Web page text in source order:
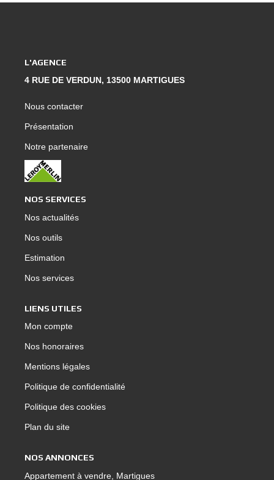
L'AGENCE
4 RUE DE VERDUN, 13500 MARTIGUES
Nous contacter
Présentation
Notre partenaire
NOS SERVICES
Nos actualités
Nos outils
Estimation
Nos services
LIENS UTILES
Mon compte
Nos honoraires
Mentions légales
Politique de confidentialité
Politique des cookies
Plan du site
NOS ANNONCES
Appartement à vendre, Martigues